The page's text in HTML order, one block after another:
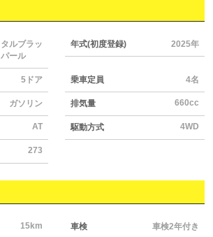
ルブラッ
ール
年式(初度登録) 2025年
5ドア 乗車定員 4名
ガソリン 排気量 660cc
AT 駆動方式 4WD
273
15km 車検 車検2年付き